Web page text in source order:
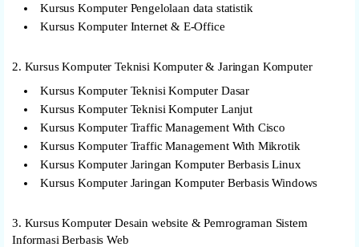
Kursus Komputer Pengelolaan data statistik
Kursus Komputer Internet & E-Office
2. Kursus Komputer Teknisi Komputer & Jaringan Komputer
Kursus Komputer Teknisi Komputer Dasar
Kursus Komputer Teknisi Komputer Lanjut
Kursus Komputer Traffic Management With Cisco
Kursus Komputer Traffic Management With Mikrotik
Kursus Komputer Jaringan Komputer Berbasis Linux
Kursus Komputer Jaringan Komputer Berbasis Windows
3. Kursus Komputer Desain website & Pemrograman Sistem
Informasi Berbasis Web